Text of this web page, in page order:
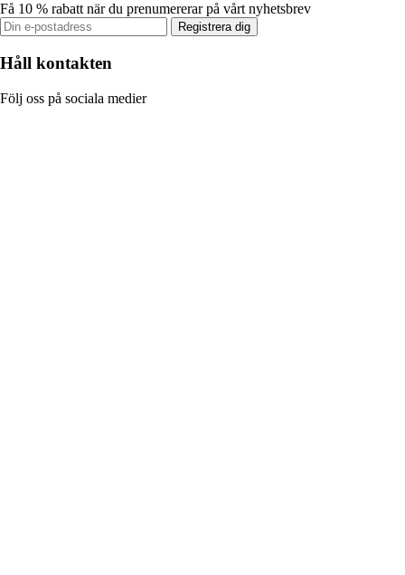
Få 10 % rabatt när du prenumererar på vårt nyhetsbrev
Registrera dig
Håll kontakten
Följ oss på sociala medier